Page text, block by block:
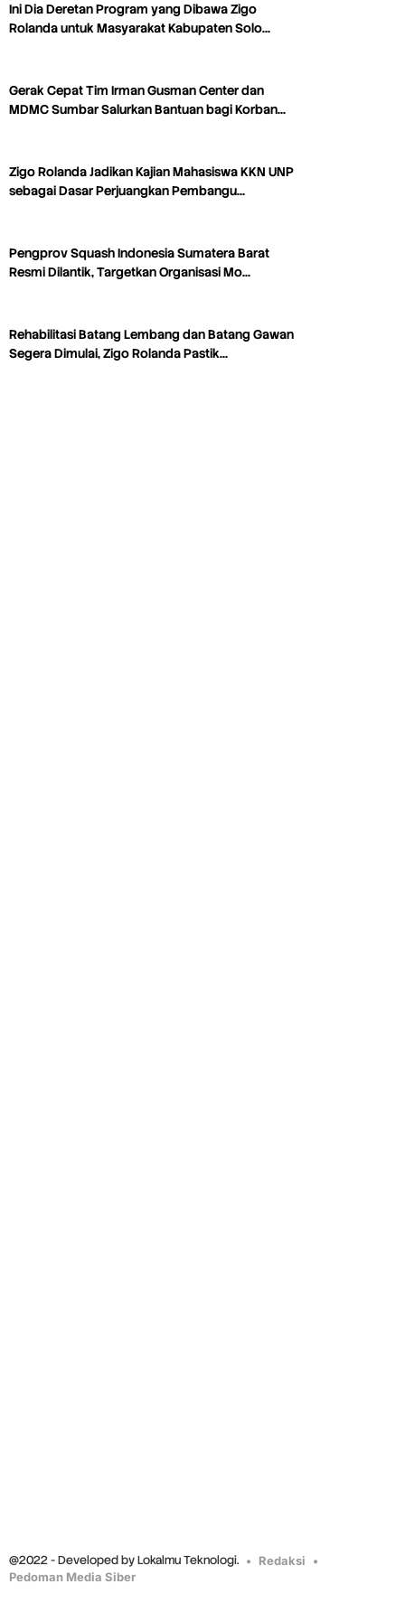
Ini Dia Deretan Program yang Dibawa Zigo
Rolanda untuk Masyarakat Kabupaten Solo…
Gerak Cepat Tim Irman Gusman Center dan
MDMC Sumbar Salurkan Bantuan bagi Korban…
Zigo Rolanda Jadikan Kajian Mahasiswa KKN UNP
sebagai Dasar Perjuangkan Pembangu…
Pengprov Squash Indonesia Sumatera Barat
Resmi Dilantik, Targetkan Organisasi Mo…
Rehabilitasi Batang Lembang dan Batang Gawan
Segera Dimulai, Zigo Rolanda Pastik…
@2022 - Developed by Lokalmu Teknologi.
Redaksi
Pedoman Media Siber